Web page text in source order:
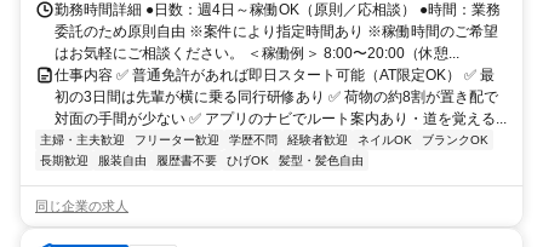
勤務時間詳細 ●日数：週4日～稼働OK（原則／応相談） ●時間：業務
委託のため原則自由 ※案件により指定時間あり ※稼働時間のご希望
はお気軽にご相談ください。 ＜稼働例＞ 8:00〜20:00（休憩...
仕事内容 ✅ 普通免許があれば即日スタート可能（AT限定OK） ✅ 最
初の3日間は先輩が横に乗る同行研修あり ✅ 荷物の約8割が置き配で
対面の手間が少ない ✅ アプリのナビでルート案内あり・道を覚える...
主婦・主夫歓迎 フリーター歓迎 学歴不問 経験者歓迎 ネイルOK
ブランクOK
長期歓迎
服装自由 履歴書不要 ひげOK 髪型・髪色自由
同じ企業の求人